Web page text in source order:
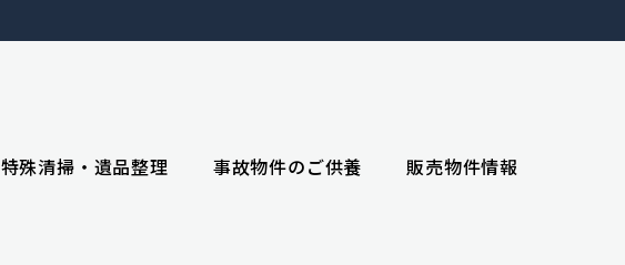
特殊清掃・遺品整理 事故物件のご供養 販売物件情報